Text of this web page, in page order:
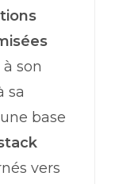
son
sa
base
vers